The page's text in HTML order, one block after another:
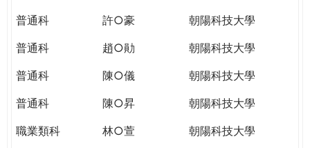
PUTTING
YOU
THE
GLOBAL
CITIZENSHIP
普通科
許○豪
朝陽科技大學
普通科
趙○勛
朝陽科技大學
普通科
陳○儀
朝陽科技大學
普通科
陳○昇
朝陽科技大學
職業類科
林○萱
朝陽科技大學